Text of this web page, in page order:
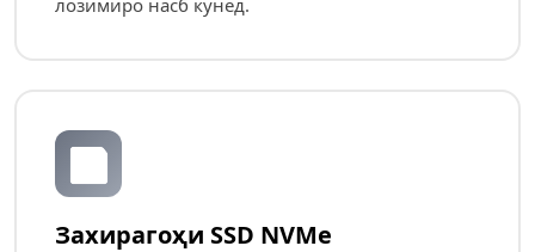
лозимиро насб кунед.
💾
Захирагоҳи SSD NVMe